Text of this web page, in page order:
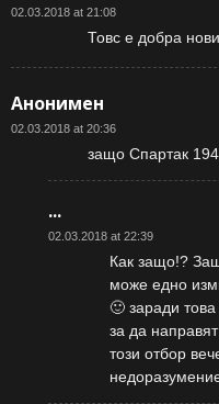
02.03.2018 at 21:08
Товс е добра
Анонимен
02.03.2018 at 20:36
защо Спартак
...
02.03.2018 at 22:39
Как защо!?
може едно
🙂 заради
за да
този отбор